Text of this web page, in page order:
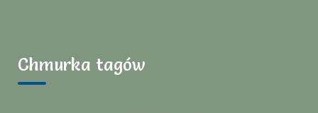
Chmurka tagów